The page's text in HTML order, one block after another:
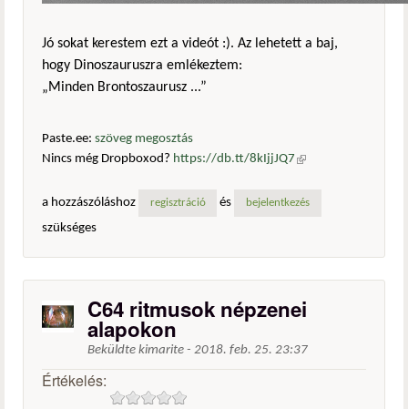
Jó sokat kerestem ezt a videót :). Az lehetett a baj,
hogy Dinoszauruszra emlékeztem:
„Minden Brontoszaurusz ...”
Paste.ee: szöveg megosztás
Nincs még Dropboxod? https://db.tt/8kIjjJQ7 (külső
a hozzászóláshoz
regisztráció és bejelentkezés
szükséges
C64 ritmusok népzenei
alapokon
Beküldte kimarite - 2018. feb. 25. 23:37
Értékelés: